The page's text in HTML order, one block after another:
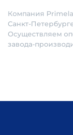
Компания
Санкт-
Осуществляем
завода-